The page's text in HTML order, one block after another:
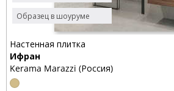
Образец в шоуруме
Настенная плитка
Ифран
Kerama Marazzi (Россия)